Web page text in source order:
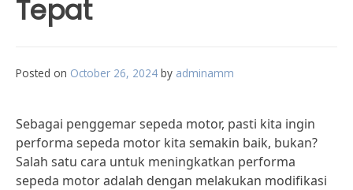
Tepat
Posted on October 26, 2024 by adminamm
Sebagai penggemar sepeda motor, pasti kita ingin
performa sepeda motor kita semakin baik, bukan?
Salah satu cara untuk meningkatkan performa
sepeda motor adalah dengan melakukan modifikasi